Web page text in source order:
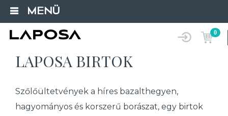
MENÜ
0
LAPOSA BIRTOK
Szőlőültetvények a híres bazalthegyen,
hagyományos és korszerű borászat, egy birtok